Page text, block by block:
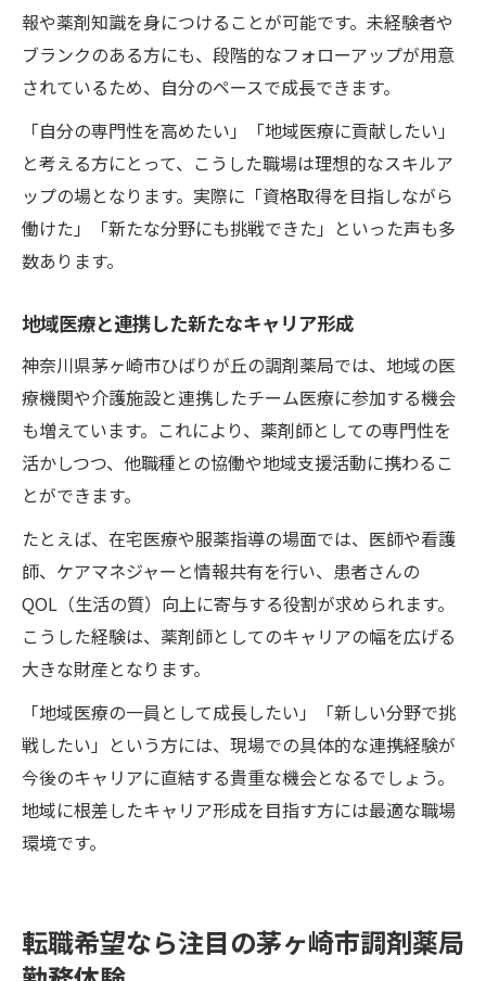
報や薬剤知識を身につけることが可能です。未経験者や
ブランクのある方にも、段階的なフォローアップが用意
されているため、自分のペースで成長できます。
「自分の専門性を高めたい」「地域医療に貢献したい」
と考える方にとって、こうした職場は理想的なスキルア
ップの場となります。実際に「資格取得を目指しながら
働けた」「新たな分野にも挑戦できた」といった声も多
数あります。
地域医療と連携した新たなキャリア形成
神奈川県茅ヶ崎市ひばりが丘の調剤薬局では、地域の医
療機関や介護施設と連携したチーム医療に参加する機会
も増えています。これにより、薬剤師としての専門性を
活かしつつ、他職種との協働や地域支援活動に携わるこ
とができます。
たとえば、在宅医療や服薬指導の場面では、医師や看護
師、ケアマネジャーと情報共有を行い、患者さんの
QOL（生活の質）向上に寄与する役割が求められます。
こうした経験は、薬剤師としてのキャリアの幅を広げる
大きな財産となります。
「地域医療の一員として成長したい」「新しい分野で挑
戦したい」という方には、現場での具体的な連携経験が
今後のキャリアに直結する貴重な機会となるでしょう。
地域に根差したキャリア形成を目指す方には最適な職場
環境です。
転職希望なら注目の茅ヶ崎市調剤薬局